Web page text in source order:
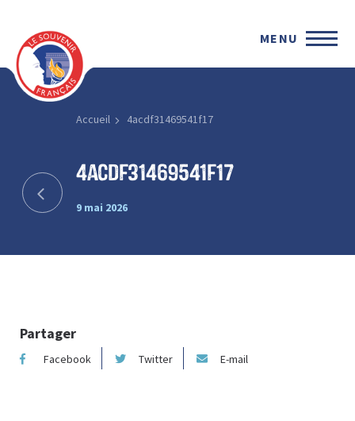
MENU
Accueil 4acdf31469541f17
4acdf31469541f17
9 mai 2026
Partager
Facebook Twitter E-mail